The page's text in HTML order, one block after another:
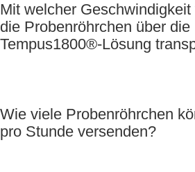
Mit welcher Geschwindigkeit
die Probenröhrchen über die
Tempus1800®-Lösung
Wie viele Probenröhrchen
pro Stunde versenden?